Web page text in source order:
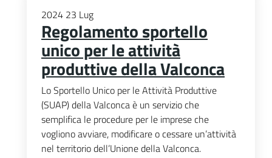
2024 23 Lug
Regolamento sportello
unico per le attività
produttive della Valconca
Lo Sportello Unico per le Attività Produttive
(SUAP) della Valconca è un servizio che
semplifica le procedure per le imprese che
vogliono avviare, modificare o cessare un’attività
nel territorio dell’Unione della Valconca.